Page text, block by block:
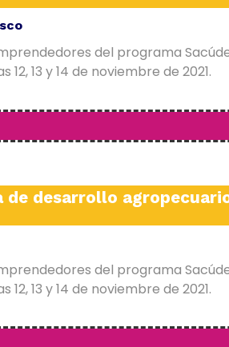
del programa
13 y 14 de noviembre de 2021.
desarrollo
del programa
13 y 14 de noviembre de 2021.